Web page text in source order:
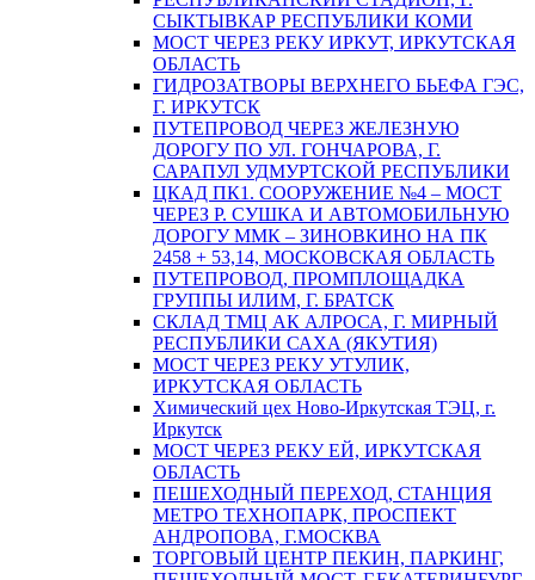
СЫКТЫВКАР РЕСПУБЛИКИ КОМИ
МОСТ ЧЕРЕЗ РЕКУ ИРКУТ, ИРКУТСКАЯ
ОБЛАСТЬ
ГИДРОЗАТВОРЫ ВЕРХНЕГО БЬЕФА ГЭС,
Г. ИРКУТСК
ПУТЕПРОВОД ЧЕРЕЗ ЖЕЛЕЗНУЮ
ДОРОГУ ПО УЛ. ГОНЧАРОВА, Г.
САРАПУЛ УДМУРТСКОЙ РЕСПУБЛИКИ
ЦКАД ПК1. СООРУЖЕНИЕ №4 – МОСТ
ЧЕРЕЗ Р. СУШКА И АВТОМОБИЛЬНУЮ
ДОРОГУ ММК – ЗИНОВКИНО НА ПК
2458 + 53,14, МОСКОВСКАЯ ОБЛАСТЬ
ПУТЕПРОВОД, ПРОМПЛОЩАДКА
ГРУППЫ ИЛИМ, Г. БРАТСК
СКЛАД ТМЦ АК АЛРОСА, Г. МИРНЫЙ
РЕСПУБЛИКИ САХА (ЯКУТИЯ)
МОСТ ЧЕРЕЗ РЕКУ УТУЛИК,
ИРКУТСКАЯ ОБЛАСТЬ
Химический цех Ново-Иркутская ТЭЦ, г.
Иркутск
МОСТ ЧЕРЕЗ РЕКУ ЕЙ, ИРКУТСКАЯ
ОБЛАСТЬ
ПЕШЕХОДНЫЙ ПЕРЕХОД, СТАНЦИЯ
МЕТРО ТЕХНОПАРК, ПРОСПЕКТ
АНДРОПОВА, Г.МОСКВА
ТОРГОВЫЙ ЦЕНТР ПЕКИН, ПАРКИНГ,